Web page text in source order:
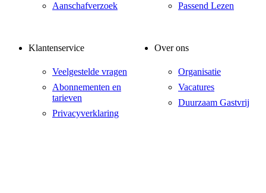
Aanschafverzoek
Passend Lezen
Klantenservice
Veelgestelde vragen
Abonnementen en
tarieven
Privacyverklaring
Over ons
Organisatie
Vacatures
Duurzaam Gastvrij